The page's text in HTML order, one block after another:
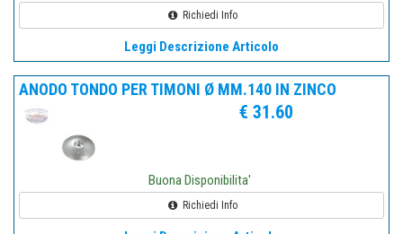
Richiedi Info
Leggi Descrizione Articolo
ANODO TONDO PER TIMONI Ø MM.140 IN ZINCO
€ 31.60
Buona Disponibilita'
Richiedi Info